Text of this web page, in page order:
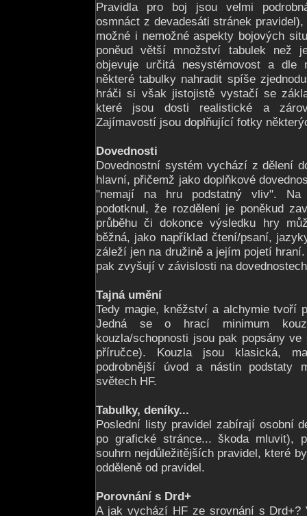
Pravidla pro boj jsou velmi
osmnáct z devadesáti stránek
možné i nemožné aspekty bojových
poněud větší množství tabulek než
objevuje určitá nesystémovost a dle
některé tabulky nahradit spíše
hráči si však jistojistě vystačí se
které jsou dosti realistické a
Zajímavostí jsou doplňující fotky
Dovednosti
Dovednostní systém vychází z dělení
hlavní, přičemž jako doplňkové
"nemají na hru podstatný vliv".
podotknul, že rozdělení je poněkud
průběhu či dokonce výsledku hry
běžná, jako například čtení/psaní,
záleží jen na družině a jejím pojetí
pak zvyšují v závislosti na
Tajná umění
Tedy magie, kněžství a alchymie tvoří
Jedná se o hrací minimum
kouzla/schopnosti jsou pak popsány ve
příručce). Kouzla jsou klasická,
podrobnější úvod a nástin podstaty
světech HF.
Tabulky, deníky...
Poslední listy pravidel zabírají osobní
po grafické stránce... škoda mluvit),
souhrn nejdůležitějších pravidel, které
odděleně od pravidel.
Porovnání s Drd+
A jak vychází HF ze srovnání s Drd+?